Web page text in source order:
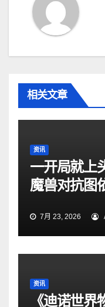
相关文章
资讯
一开局就上
魔兽对抗图
7月 23, 2026
资讯
《迪诺世